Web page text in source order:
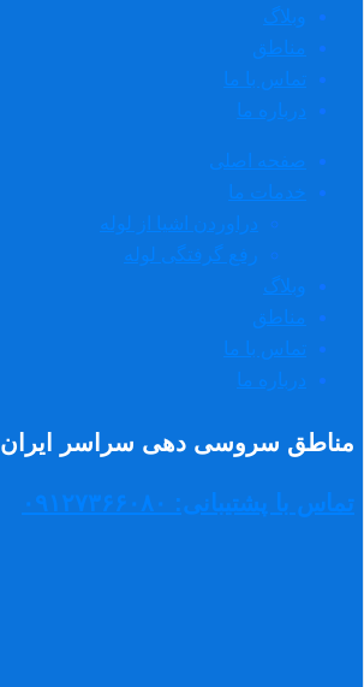
وبلاگ
مناطق
تماس با ما
درباره ما
صفحه اصلی
خدمات ما
دراوردن اشیا از لوله
رفع گرفتگی لوله
وبلاگ
مناطق
تماس با ما
درباره ما
مناطق سروسی دهی سراسر ایران
تماس با پشتیبانی: ۰۹۱۲۷۳۶۶۰۸۰